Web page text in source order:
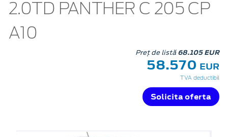
2.0TD PANTHER C 205 CP
A10
Preț de listă68.105 EUR
58.570 EUR
TVA deductibil
Solicita oferta